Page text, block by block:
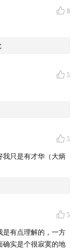
8
5
5
我只是有才华（大炳
5
是有点理解的，一方
确实是个很寂寞的地